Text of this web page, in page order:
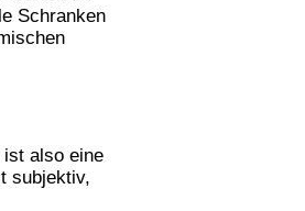
Schranken
also eine
subjektiv,